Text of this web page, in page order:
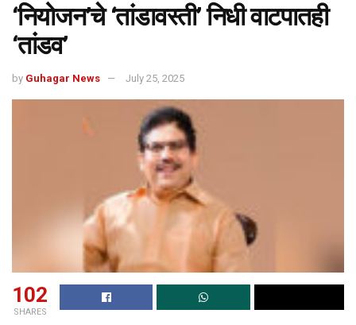
‘नियोजन’चे ‘तांडावस्ती’ निधी वाटपातही
‘तांडव’
by Guhagar News July 25, 2025
102
SHARES